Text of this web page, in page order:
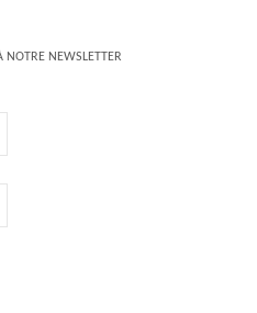
NEWSLETTER